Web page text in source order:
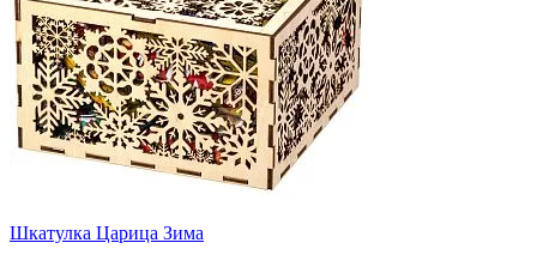
Шкатулка Царица Зима